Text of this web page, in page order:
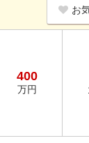
お
400
万円